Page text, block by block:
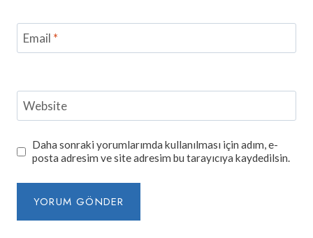
Email *
Website
Daha sonraki yorumlarımda kullanılması için adım, e-
posta adresim ve site adresim bu tarayıcıya kaydedilsin.